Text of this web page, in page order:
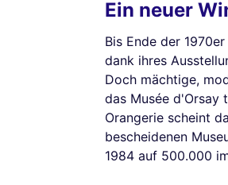
Ein neuer
Bis Ende der
dank ihres
Doch mächtige,
das Musée d'Orsay
Orangerie scheint
bescheidenen
1984 auf 500.000